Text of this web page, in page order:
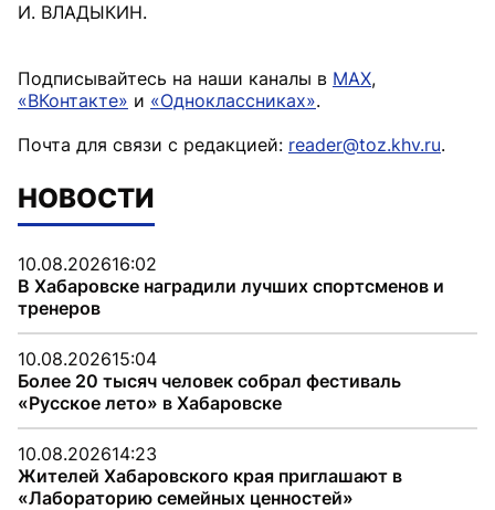
И. ВЛАДЫКИН.
Подписывайтесь на наши каналы в MAX,
«ВКонтакте» и «Одноклассниках».
Почта для связи с редакцией: reader@toz.khv.ru.
НОВОСТИ
10.08.202616:02
В Хабаровске наградили лучших спортсменов и
тренеров
10.08.202615:04
Более 20 тысяч человек собрал фестиваль
«Русское лето» в Хабаровске
10.08.202614:23
Жителей Хабаровского края приглашают в
«Лабораторию семейных ценностей»